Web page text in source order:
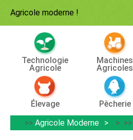
Agricole moderne !
Technologie
Agricole
Machines
Agricoles
Élevage Pêcherie
>> Agricole Moderne > >>